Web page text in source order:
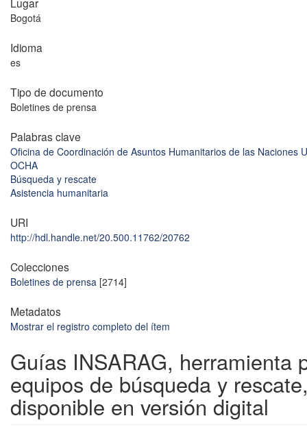
Bogotá
Idioma
es
Tipo de documento
Boletines de prensa
Palabras clave
Oficina de Coordinación de Asuntos Humanitarios de las Naciones
OCHA
Búsqueda y rescate
Asistencia humanitaria
URI
http://hdl.handle.net/20.500.11762/20762
Colecciones
Boletines de prensa [2714]
Metadatos
Mostrar el registro completo del ítem
Guías INSARAG, herramienta
equipos de búsqueda y
disponible en versión digital